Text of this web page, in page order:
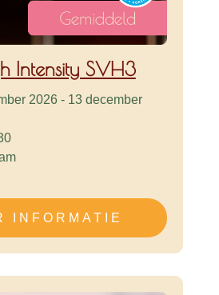
Intensity SVH3
2026 - 13 december
INFORMATIE